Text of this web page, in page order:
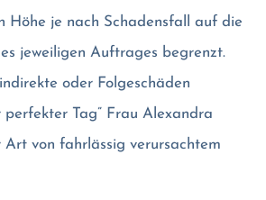
Höhe je nach Schadensfall auf die
jeweiligen Auftrages begrenzt.
oder Folgeschäden
perfekter Tag” Frau Alexandra
Art von fahrlässig verursachtem